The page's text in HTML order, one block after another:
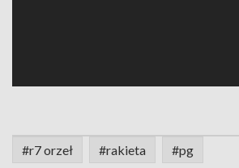
#r7 orzeł #rakieta #pg